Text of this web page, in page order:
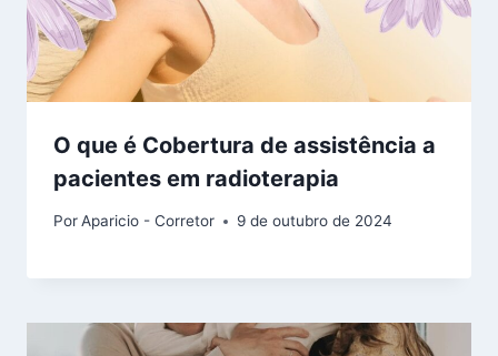
O que é Cobertura de assistência a
pacientes em radioterapia
PorAparicio - Corretor 9 de outubro de 2024